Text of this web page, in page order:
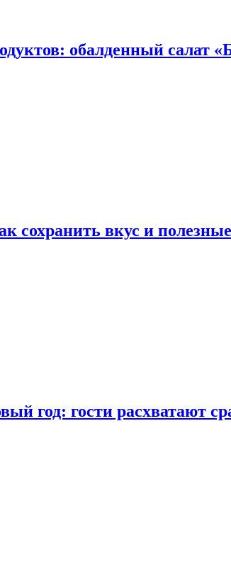
обалденный салат
сохранить вкус и
год: гости расхватают